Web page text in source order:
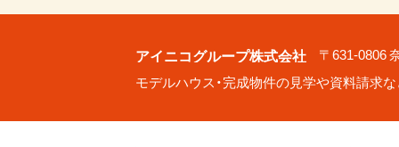
アイニコグループ株式会社
〒631-0806
モデルハウス・完成物件の見学や資料請求